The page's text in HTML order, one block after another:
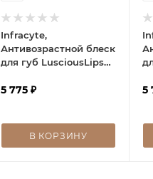
Infracyte,
Антивозрастной блеск
для губ LusciousLips
5 775 ₽
В КОРЗИНУ
5